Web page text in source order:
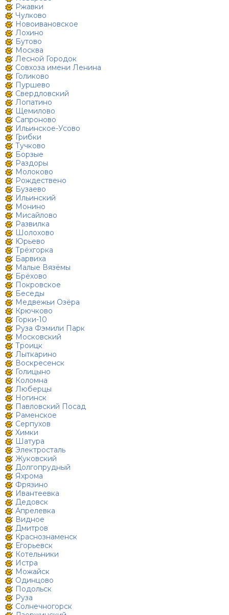
Ржавки
Чулково
Новоивановское
Лохино
Бутово
Москва
Лесной Городок
Совхоза имени Ленина
Голиково
Пуршево
Свердловский
Лопатино
Щемилово
Сапроново
Ильинское-Усово
Грибки
Тучково
Борзые
Раздоры
Молоково
Рождествено
Бузаево
Ильинский
Монино
Мисайлово
Развилка
Шолохово
Юрьево
Трёхгорка
Барвиха
Малые Вязёмы
Брёхово
Покровское
Беседы
Медвежьи Озёра
Крючково
Горки-10
Руза Фэмили Парк
Московский
Троицк
Лыткарино
Воскресенск
Голицыно
Коломна
Люберцы
Ногинск
Павловский Посад
Раменское
Серпухов
Химки
Шатура
Электросталь
Жуковский
Долгопрудный
Яхрома
Фрязино
Ивантеевка
Дедовск
Апрелевка
Видное
Дмитров
Краснознаменск
Егорьевск
Котельники
Истра
Можайск
Одинцово
Подольск
Руза
Солнечногорск